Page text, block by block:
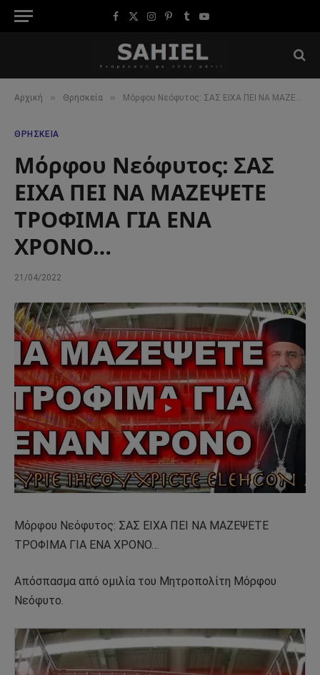
Facebook
X
Instagram
Pinterest
TumblrYouTube
Αρχική » Θρησκεία » Μόρφου Νεόφυτος: ΣΑΣ ΕΙΧΑ ΠΕΙ ΝΑ ΜΑΖΕΨΕΤΕ ΤΡΟΦΙΜΑ ΓΙΑ ΕΝΑ ΧΡΟΝΟ…
ΘΡΗΣΚΕΊΑ
Μόρφου Νεόφυτος: ΣΑΣ
ΕΙΧΑ ΠΕΙ ΝΑ ΜΑΖΕΨΕΤΕ
ΤΡΟΦΙΜΑ ΓΙΑ ΕΝΑ
ΧΡΟΝΟ…
21/04/2022
Μόρφου Νεόφυτος: ΣΑΣ ΕΙΧΑ ΠΕΙ ΝΑ ΜΑΖΕΨΕΤΕ
ΤΡΟΦΙΜΑ ΓΙΑ ΕΝΑ ΧΡΟΝΟ…
Απόσπασμα από ομιλία του Μητροπολίτη Μόρφου
Νεόφυτο.